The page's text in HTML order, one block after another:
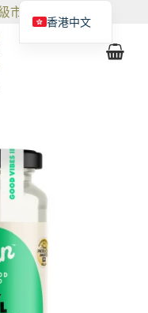
市場和咖啡館
香港中文